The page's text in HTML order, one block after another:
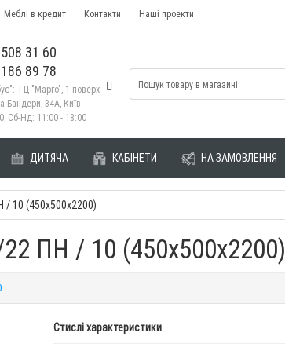
Меблі в кредит Контакти Наші проекти
31 60
89 78
ТЦ "Марго", 1 поверх
Бандери, 34А, Київ
Сб-Нд: 11:00 - 18:00
ДИТЯЧА КАБІНЕТИ НА ЗАМОВЛЕННЯ
10 (450х500х2200)
ПН / 10 (450х500х2200)
Стислі характеристики